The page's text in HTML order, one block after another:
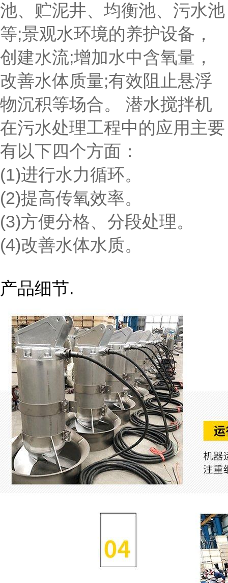
池、贮泥井、均衡池、污水池
等;景观水环境的养护设备，
创建水流;增加水中含氧量，
改善水体质量;有效阻止悬浮
物沉积等场合。 潜水搅拌机
在污水处理工程中的应用主要
有以下四个方面：
(1)进行水力循环。
(2)提高传氧效率。
(3)方便分格、分段处理。
(4)改善水体水质。
产品细节.